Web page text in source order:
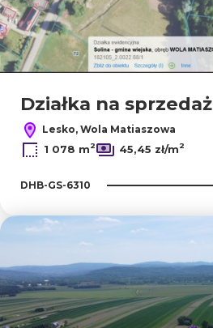
Działka na sprzedaż
Lesko, Wola Matiaszowa
1 078 m2 45,45 zł/m2
DHB-GS-6310